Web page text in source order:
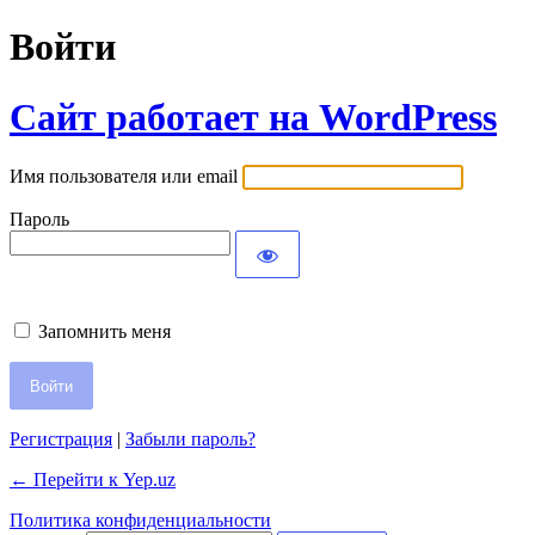
Войти
Сайт работает на WordPress
Имя пользователя или email
Пароль
Запомнить меня
Регистрация | Забыли пароль?
← Перейти к Yep.uz
Политика конфиденциальности